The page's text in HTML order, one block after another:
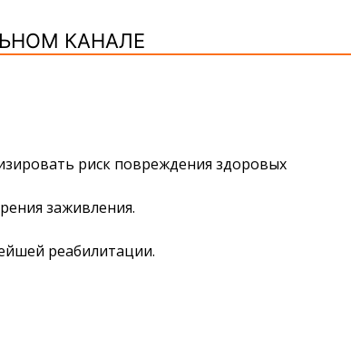
КАНАЛЕ
риск повреждения здоровых
заживления.
реабилитации.